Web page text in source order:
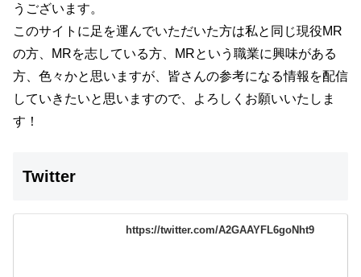
うございます。
このサイトに足を運んでいただいた方は私と同じ現役MR
の方、MRを志している方、MRという職業に興味がある
方、色々かと思いますが、 皆さんの参考になる情報を配信
していきたいと思いますので、よろしくお願いいたしま
す！
Twitter
https://twitter.com/A2GAAYFL6goNht9